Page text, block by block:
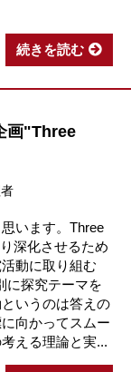
続きを読む
画"Three
います。Three
深化させるため
動に取り組む
に探究テーマを
いうのは答えの
向かってスムー
える理論と実...